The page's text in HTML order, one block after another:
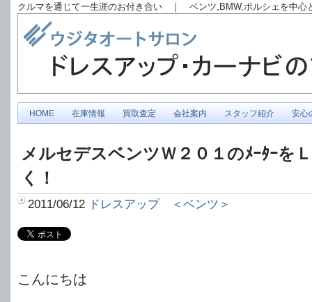
クルマを通じて一生涯のお付き合い ｜ ベンツ,BMW,ポルシェを中
HOME 在庫情報 買取査定 会社案内 スタッフ紹介 安心
メルセデスベンツＷ２０１のﾒｰﾀｰを
く！
2011/06/12 ドレスアップ ＜ベンツ＞
こんにちは